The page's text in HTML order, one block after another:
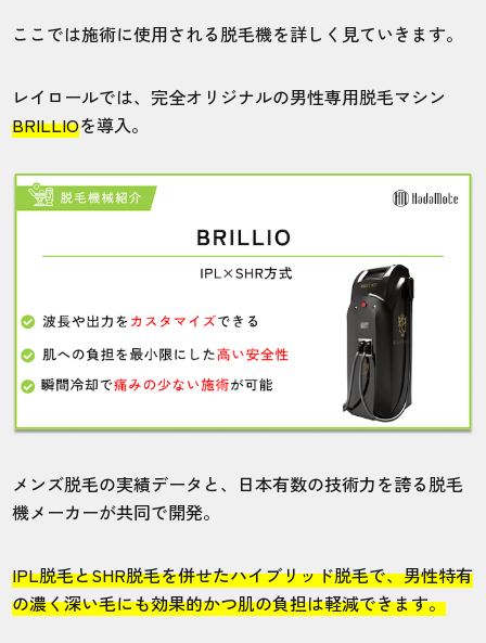
5.0
施術
5
接客
5 5 5 5
ヒゲ
回数は必要でしたが、気になっていたヒゲ
が綺麗になりました。
5.0
5 5 5 5 5
ここでは施術に使用される脱毛機を詳しく見ていきます。
レイロールでは、完全オリジナルの男性専用脱毛マシン
BRILLIOを導入。
メンズ脱毛の実績データと、日本有数の技術力を誇る脱毛
機メーカーが共同で開発。
IPL脱毛とSHR脱毛を併せたハイブリッド脱毛で、男性特有
の濃く深い毛にも効果的かつ肌の負担は軽減できます。